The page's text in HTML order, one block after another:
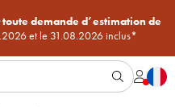
demande d’estimation de
et le 31.08.2026 inclus*